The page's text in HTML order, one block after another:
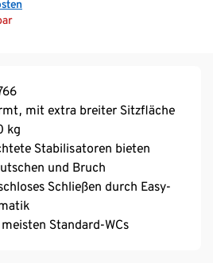
mit extra breiter Sitzfläche
kg
Stabilisatoren bieten
und Bruch
Schließen durch Easy-
Standard-WCs